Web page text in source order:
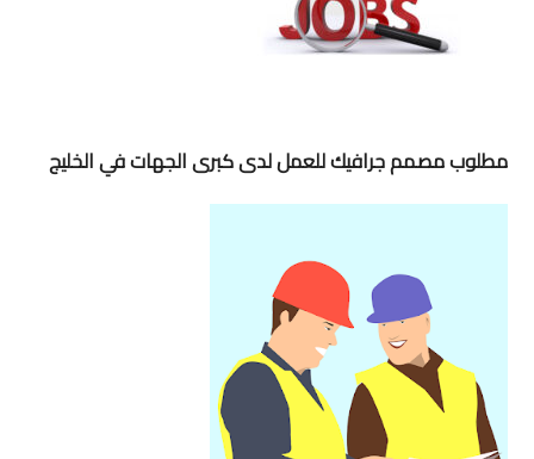
مطلوب مصمم جرافيك للعمل لدى كبرى الجهات في الخليج